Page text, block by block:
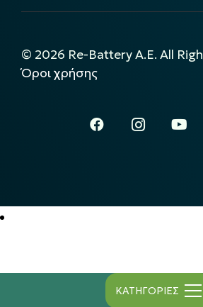
ΚΑΤΗΓΟΡΙΕΣ
© 2026 Re-Battery A.E. All
Όροι χρήσης